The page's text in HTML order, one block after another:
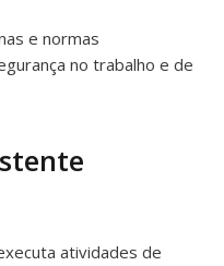
e normas
no trabalho e de
atividades de